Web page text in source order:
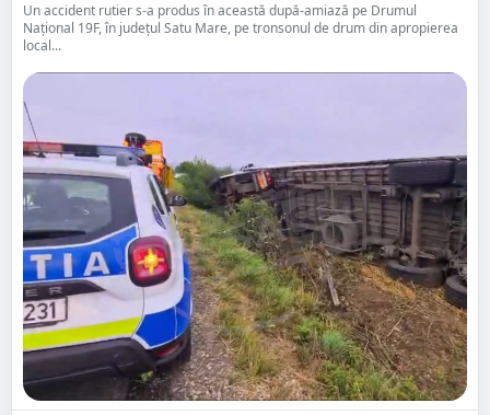
Un accident rutier s-a produs în această după-amiază pe Drumul
Național 19F, în județul Satu Mare, pe tronsonul de drum din apropierea
local...